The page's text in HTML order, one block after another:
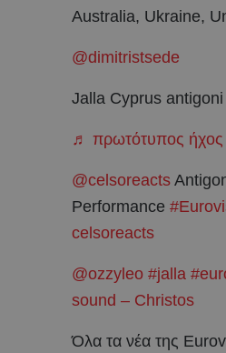
Australia, Ukraine,
@dimitristsede
Jalla Cyprus antigoni
♬ πρωτότυπος ήχος
@celsoreacts
Performance
celsoreacts
@ozzyleo #jalla
sound – Christos
Όλα τα νέα της